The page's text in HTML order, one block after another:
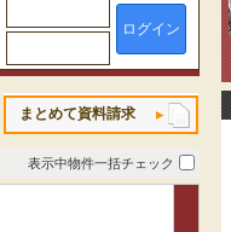
ログイン
まとめて資料請求
表示中物件一括チェック